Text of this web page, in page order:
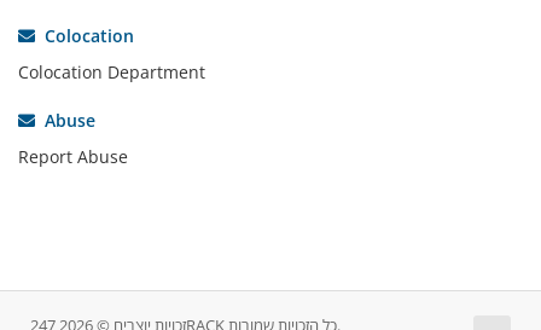
Colocation
Colocation Department
Abuse
Report Abuse
זכויות יוצרים © 2026 247RACK כל הזכויות שמורות.